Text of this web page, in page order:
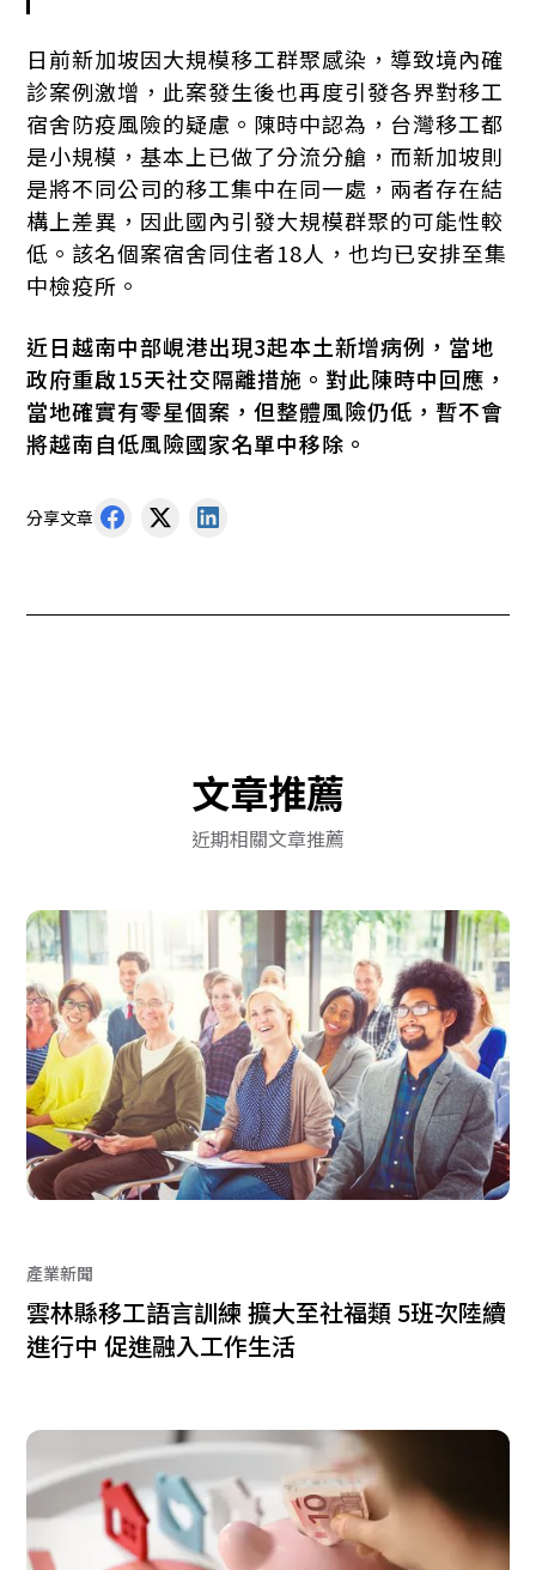
日前新加坡因大規模移工群聚感染，導致境內確
診案例激增，此案發生後也再度引發各界對移工
宿舍防疫風險的疑慮。陳時中認為，台灣移工都
是小規模，基本上已做了分流分艙，而新加坡則
是將不同公司的移工集中在同一處，兩者存在結
構上差異，因此國內引發大規模群聚的可能性較
低。該名個案宿舍同住者18人，也均已安排至集
中檢疫所。
近日越南中部峴港出現3起本土新增病例，當地
政府重啟15天社交隔離措施。對此陳時中回應，
當地確實有零星個案，但整體風險仍低，暫不會
將越南自低風險國家名單中移除。
分享文章
文章推薦
近期相關文章推薦
產業新聞
雲林縣移工語言訓練 擴大至社福類 5班次陸續
進行中 促進融入工作生活